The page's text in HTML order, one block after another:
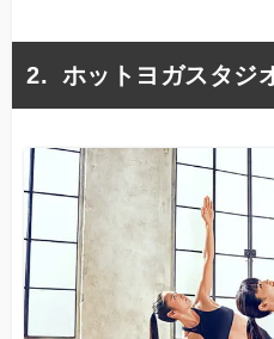
ホットヨガスタジ